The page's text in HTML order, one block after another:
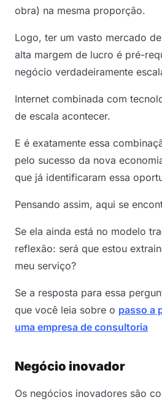
obra) na mesma proporção.
Logo, ter um vasto mercado
alta margem de lucro é pré-
negócio verdadeiramente
Internet combinada com
de escala acontecer.
E é exatamente essa
pelo sucesso da nova
que já identificaram essa
Pensando assim, aqui se
Se ela ainda está no modelo
reflexão: será que estou
meu serviço?
Se a resposta para essa
que você leia sobre o passo a
uma empresa de consultoria
Negócio inovador
Os negócios inovadores são